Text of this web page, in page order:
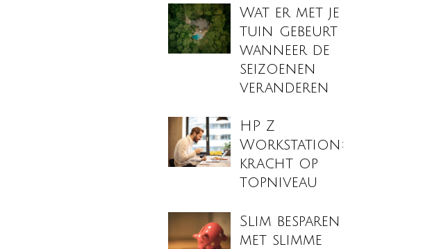
Wat er met je
tuin gebeurt
wanneer de
seizoenen
veranderen
HP Z
Workstation:
kracht op
topniveau
Slim besparen
met slimme